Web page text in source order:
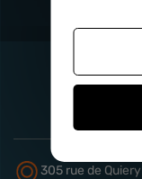
305 rue de Quiery